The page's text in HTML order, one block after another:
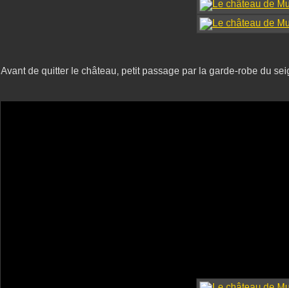
Avant de quitter le château, petit passage par la garde-robe du